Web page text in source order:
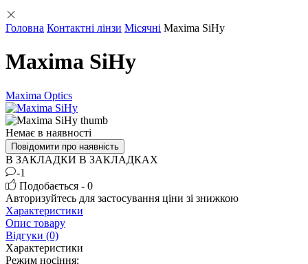
Головна Контактні лінзи Місячні Maxima SiHy
Maxima SiHy
Maxima Optics
Немає в наявності
Повідомити про наявність
В ЗАКЛАДКИ В ЗАКЛАДКАХ
-1
Подобається - 0
Авторизуйтесь для застосування ціни зі знижкою
Характеристики
Опис товару
Відгуки (0)
Характеристики
Режим носіння: